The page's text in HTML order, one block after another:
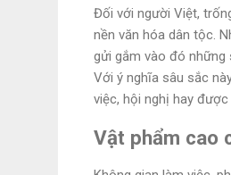
Đối với người Việt,
nền văn hóa dân tộc.
gửi gắm vào đó những
Với ý nghĩa sâu sắc
việc, hội nghị hay
Vật phẩm cao